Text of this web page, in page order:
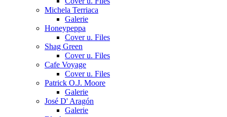
Michela Terriaca
Galerie
Honeypeppa
Cover u. Files
Shag Green
Cover u. Files
Cafe Voyage
Cover u. Files
Patrick O.J. Moore
Galerie
José D' Aragón
Galerie